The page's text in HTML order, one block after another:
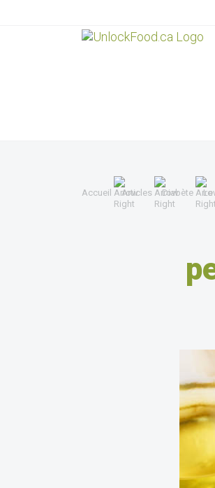
Accueil Articles Diabète Le